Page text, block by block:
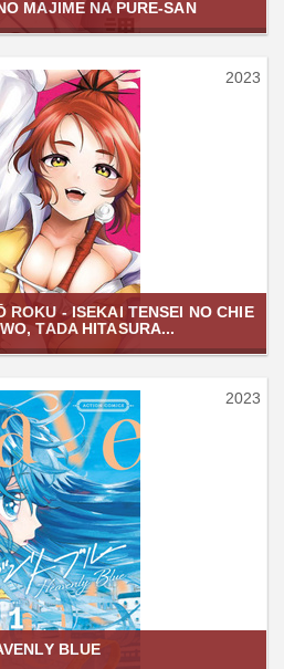
MAJIME NA PURE-SAN
2023
ROKU - ISEKAI TENSEI NO CHIE
TADA HITASURA...
2023
BLUE